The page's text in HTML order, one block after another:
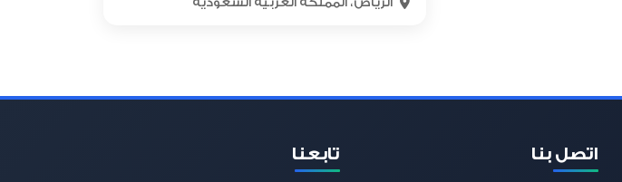
اتصل بنا تابعنا